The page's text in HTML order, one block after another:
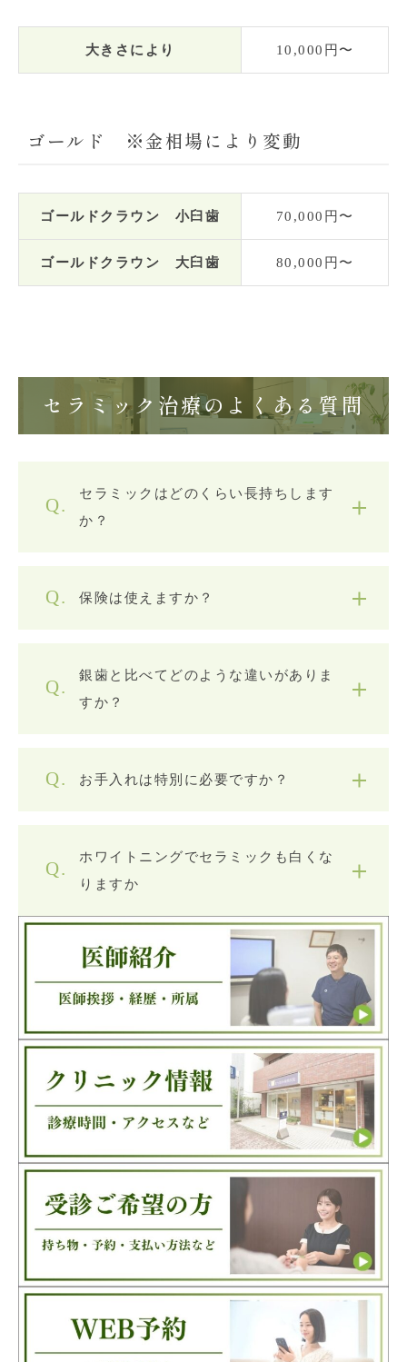
大きさにより 10,000円〜
ゴールド ※金相場により変動
ゴールドクラウン 小臼歯 70,000円〜
ゴールドクラウン 大臼歯 80,000円〜
セラミック治療のよくある質問
セラミックはどのくらい長持ちします
か？
保険は使えますか？
銀歯と比べてどのような違いがありま
すか？
お手入れは特別に必要ですか？
ホワイトニングでセラミックも白くな
りますか